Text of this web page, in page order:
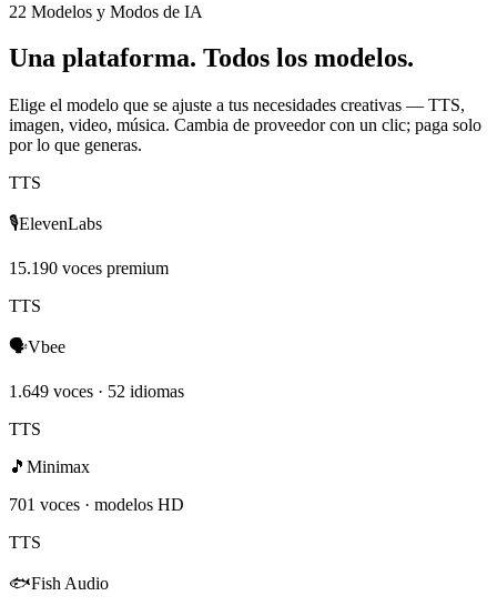
22 Modelos y Modos de IA
Una plataforma. Todos los modelos.
Elige el modelo que se ajuste a tus necesidades creativas — TTS,
imagen, video, música. Cambia de proveedor con un clic; paga solo
por lo que generas.
TTS
🎙️ElevenLabs
15.190 voces premium
TTS
🗣️Vbee
1.649 voces · 52 idiomas
TTS
🎵 Minimax
701 voces · modelos HD
TTS
🐟Fish Audio